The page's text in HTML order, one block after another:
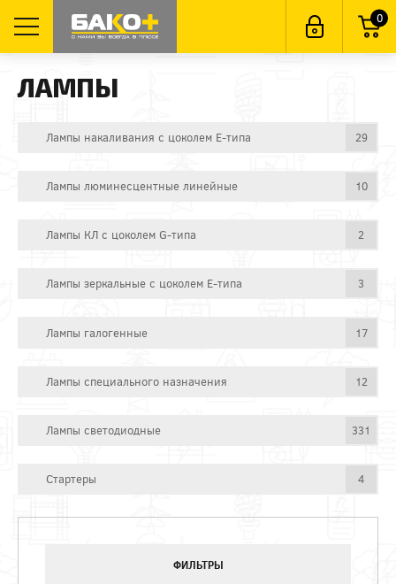
0
ЛАМПЫ
Лампы накаливания с цоколем E-типа 29
Лампы люминесцентные линейные 10
Лампы КЛ с цоколем G-типа 2
Лампы зеркальные с цоколем E-типа 3
Лампы галогенные 17
Лампы специального назначения 12
Лампы светодиодные 331
Стартеры 4
ФИЛЬТРЫ